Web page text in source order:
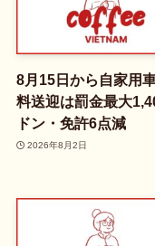
8月15日から自家用
料送迎は罰金最大
ドン・免許6点減
2026年8月2日